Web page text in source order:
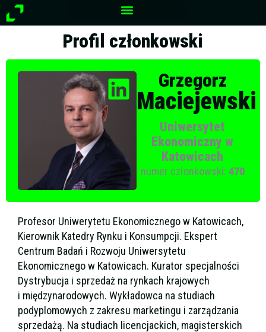
Przejdź
do
Profil członkowski
Grzegorz
Maciejewski
Uniwersytet
Ekonomiczny w
Katowicach
numer członkowski: 470
Profesor Uniwerytetu Ekonomicznego w Katowicach,
Kierownik Katedry Rynku i Konsumpcji. Ekspert
Centrum Badań i Rozwoju Uniwersytetu
Ekonomicznego w Katowicach. Kurator specjalności
Dystrybucja i sprzedaż na rynkach krajowych
i międzynarodowych. Wykładowca na studiach
podyplomowych z zakresu marketingu i zarządzania
sprzedażą. Na studiach licencjackich, magisterskich